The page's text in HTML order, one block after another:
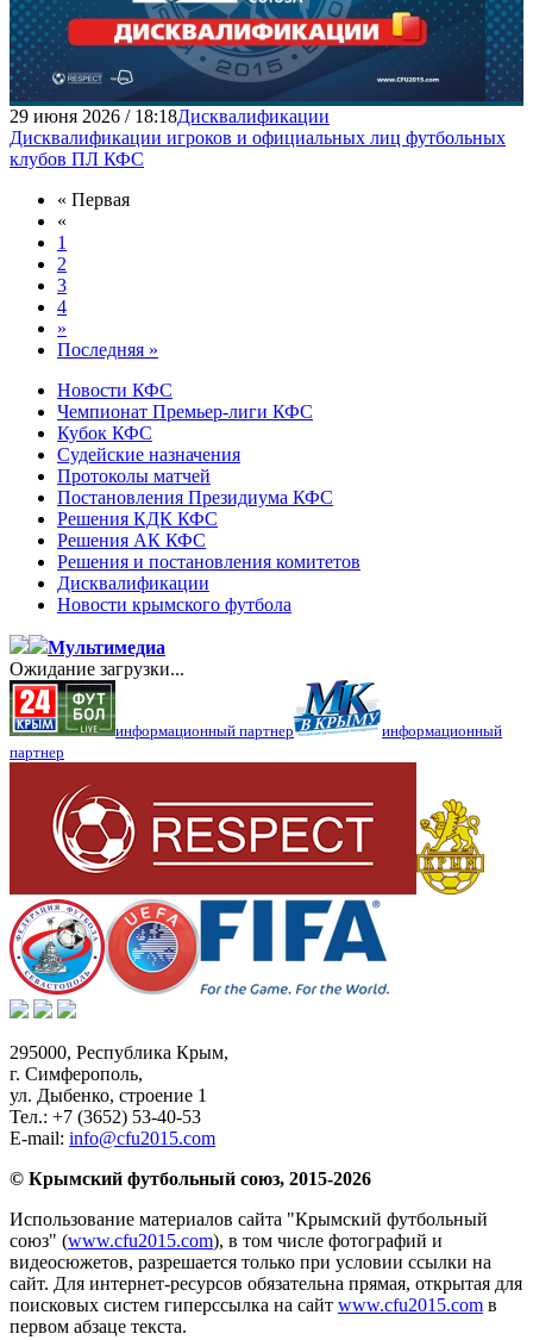
29 июня 2026 / 18:18Дисквалификации
Дисквалификации игроков и официальных лиц футбольных
клубов ПЛ КФС
« Первая
«
1
2
3
4
»
Последняя »
Новости КФС
Чемпионат Премьер-лиги КФС
Кубок КФС
Судейские назначения
Протоколы матчей
Постановления Президиума КФС
Решения КДК КФС
Решения АК КФС
Решения и постановления комитетов
Дисквалификации
Новости крымского футбола
Мультимедиа
Ожидание загрузки...
информационный партнер
информационный
партнер
295000, Республика Крым,
г. Симферополь,
ул. Дыбенко, строение 1
Тел.: +7 (3652) 53-40-53
E-mail: info@cfu2015.com
© Крымский футбольный союз, 2015-2026
Использование материалов сайта "Крымский футбольный
союз" (www.cfu2015.com), в том числе фотографий и
видеосюжетов, разрешается только при условии ссылки на
сайт. Для интернет-ресурсов обязательна прямая, открытая для
поисковых систем гиперссылка на сайт www.cfu2015.com в
первом абзаце текста.